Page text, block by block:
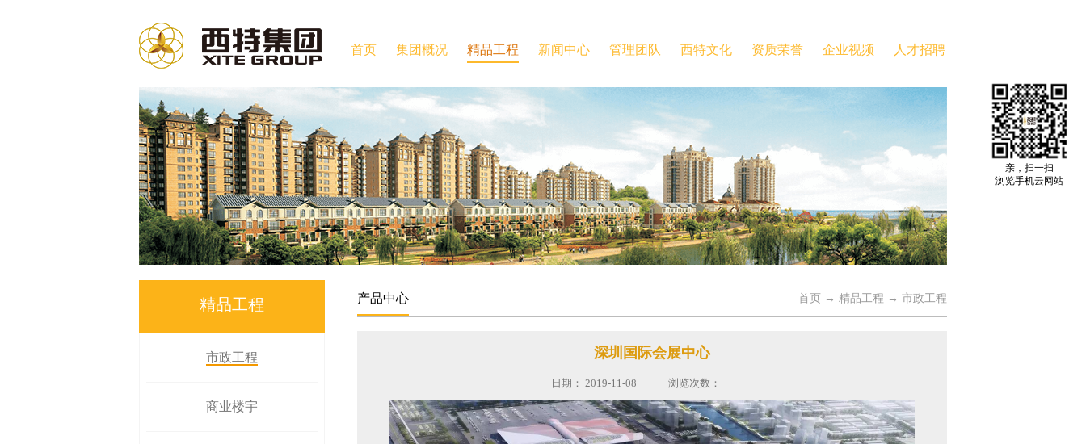
首页 集团概况 精品工程 新闻中心 管理团队 西特文化 资质荣誉 企业视频 人才招聘
精品工程
市政工程
商业楼宇
产品中心 首页 → 精品工程 → 市政工程
深圳国际会展中心
日期： 2019-11-08 浏览次数：
亲，扫一扫
浏览手机云网站